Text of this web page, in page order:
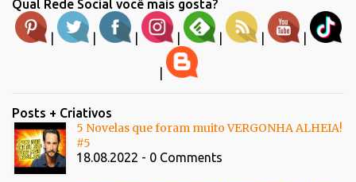
Qual Rede Social você mais gosta?
| | | | | | |
Posts + Criativos
5 Novelas que foram muito VERGONHA ALHEIA!
#5
18.08.2022 - 0 Comments